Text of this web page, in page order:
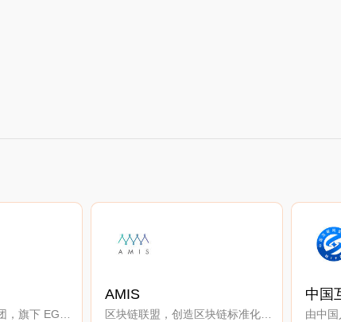
AMIS
区块链联盟，创造区块链标准化平台。
中国